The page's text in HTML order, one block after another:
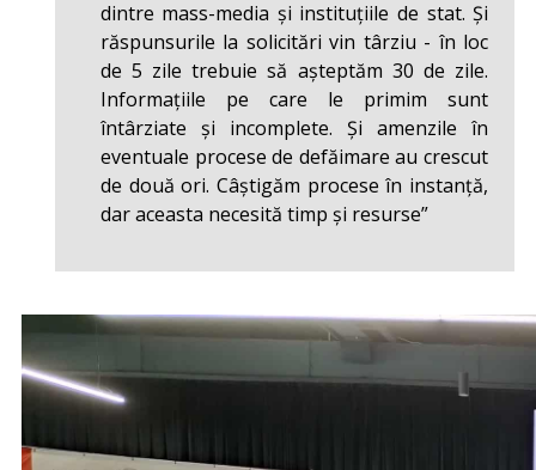
dintre mass-media și instituțiile de stat. Și
răspunsurile la solicitări vin târziu - în loc
de 5 zile trebuie să așteptăm 30 de zile.
Informațiile pe care le primim sunt
întârziate și incomplete. Și amenzile în
eventuale procese de defăimare au crescut
de două ori. Câștigăm procese în instanță,
dar aceasta necesită timp și resurse”